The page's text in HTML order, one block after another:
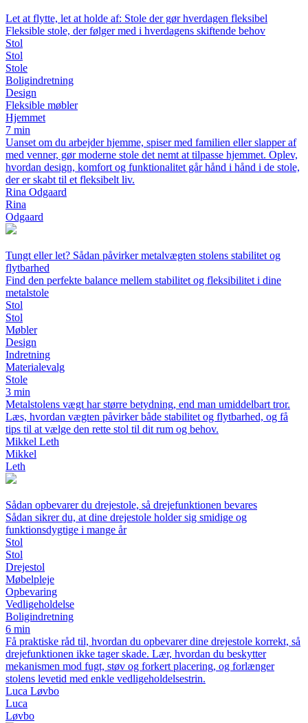
Let at flytte, let at holde af: Stole der gør hverdagen fleksibel
Fleksible stole, der følger med i hverdagens skiftende behov
Stol
Stol
Stole
Boligindretning
Design
Fleksible møbler
Hjemmet
7 min
Uanset om du arbejder hjemme, spiser med familien eller slapper af
med venner, gør moderne stole det nemt at tilpasse hjemmet. Oplev,
hvordan design, komfort og funktionalitet går hånd i hånd i de stole,
der er skabt til et fleksibelt liv.
Rina Odgaard
Rina
Odgaard
Tungt eller let? Sådan påvirker metalvægten stolens stabilitet og
flytbarhed
Find den perfekte balance mellem stabilitet og fleksibilitet i dine
metalstole
Stol
Stol
Møbler
Design
Indretning
Materialevalg
Stole
3 min
Metalstolens vægt har større betydning, end man umiddelbart tror.
Læs, hvordan vægten påvirker både stabilitet og flytbarhed, og få
tips til at vælge den rette stol til dit rum og behov.
Mikkel Leth
Mikkel
Leth
Sådan opbevarer du drejestole, så drejefunktionen bevares
Sådan sikrer du, at dine drejestole holder sig smidige og
funktionsdygtige i mange år
Stol
Stol
Drejestol
Møbelpleje
Opbevaring
Vedligeholdelse
Boligindretning
6 min
Få praktiske råd til, hvordan du opbevarer dine drejestole korrekt, så
drejefunktionen ikke tager skade. Lær, hvordan du beskytter
mekanismen mod fugt, støv og forkert placering, og forlænger
stolens levetid med enkle vedligeholdelsestrin.
Luca Løvbo
Luca
Løvbo